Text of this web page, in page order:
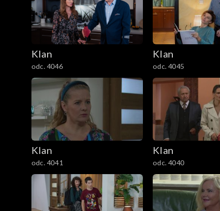
301–400
201–300
101–200
1–100
Klan
odc. 4046
Klan
odc. 4045
Klan
odc. 4041
Klan
odc. 4040